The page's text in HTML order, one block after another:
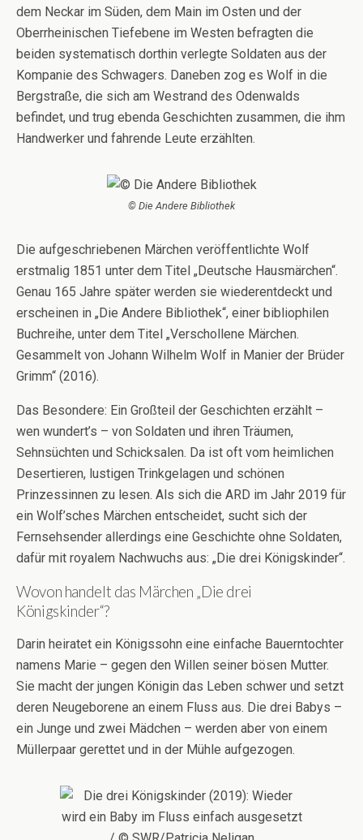
dem Neckar im Süden, dem Main im Osten und der
Oberrheinischen Tiefebene im Westen befragten die
beiden systematisch dorthin verlegte Soldaten aus der
Kompanie des Schwagers. Daneben zog es Wolf in die
Bergstraße, die sich am Westrand des Odenwalds
befindet, und trug ebenda Geschichten zusammen, die ihm
Handwerker und fahrende Leute erzählten.
© Die Andere Bibliothek
Die aufgeschriebenen Märchen veröffentlichte Wolf
erstmalig 1851 unter dem Titel „Deutsche Hausmärchen“.
Genau 165 Jahre später werden sie wiederentdeckt und
erscheinen in „Die Andere Bibliothek“, einer bibliophilen
Buchreihe, unter dem Titel „Verschollene Märchen.
Gesammelt von Johann Wilhelm Wolf in Manier der Brüder
Grimm“ (2016).
Das Besondere: Ein Großteil der Geschichten erzählt –
wen wundert’s – von Soldaten und ihren Träumen,
Sehnsüchten und Schicksalen. Da ist oft vom heimlichen
Desertieren, lustigen Trinkgelagen und schönen
Prinzessinnen zu lesen. Als sich die ARD im Jahr 2019 für
ein Wolf’sches Märchen entscheidet, sucht sich der
Fernsehsender allerdings eine Geschichte ohne Soldaten,
dafür mit royalem Nachwuchs aus: „Die drei Königskinder“.
Wovon handelt das Märchen „Die drei
Königskinder“?
Darin heiratet ein Königssohn eine einfache Bauerntochter
namens Marie – gegen den Willen seiner bösen Mutter.
Sie macht der jungen Königin das Leben schwer und setzt
deren Neugeborene an einem Fluss aus. Die drei Babys –
ein Junge und zwei Mädchen – werden aber von einem
Müllerpaar gerettet und in der Mühle aufgezogen.